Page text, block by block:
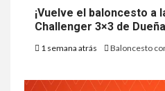
¡Vuelve el baloncesto a
Challenger 3×3 de
1 semana atrás Baloncesto